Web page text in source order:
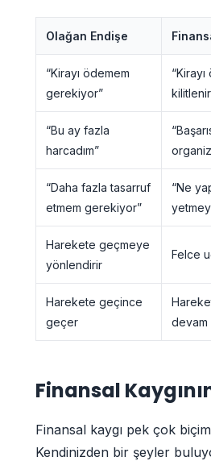
Olağan Endişe
“Kirayı ödemem
gerekiyor”
“Bu ay fazla
harcadım”
“Daha fazla tasarruf
etmem gerekiyor”
“Ne
Harekete geçmeye
yönlendirir
Felce
Harekete geçince
geçer
Finansal
Finansal kaygı pek çok
Kendinizden bir şeyler